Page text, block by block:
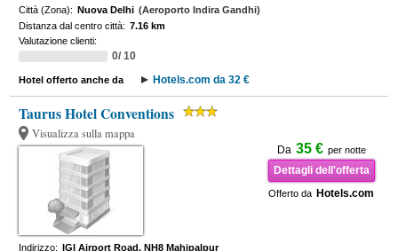
Città (Zona): Nuova Delhi (Aeroporto Indira Gandhi)
Distanza dal centro città: 7.16 km
Valutazione clienti:
0/ 10
Hotel offerto anche da Hotels.com da 32 €
Taurus Hotel Conventions
Visualizza sulla mappa
Da 35 € per notte
Dettagli dell'offerta
Offerto da Hotels.com
Indirizzo: IGI Airport Road, NH8 Mahipalpur